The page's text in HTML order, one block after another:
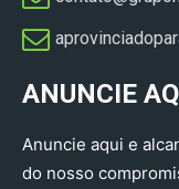
ANUNCIE
Anuncie aqui e
do nosso